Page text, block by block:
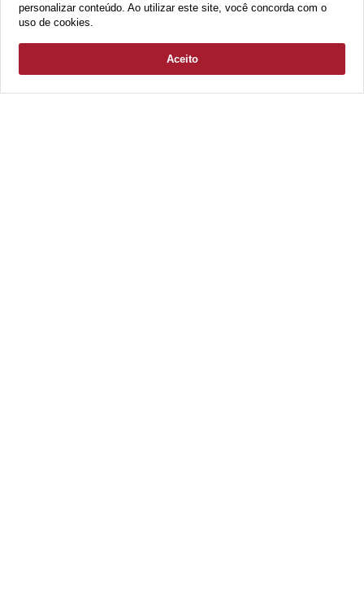
conta ainda com unidades com ou sem terraço, com ou
personalizar conteúdo. Ao utilizar este site, você concorda com o
uso de cookies.
Aceito